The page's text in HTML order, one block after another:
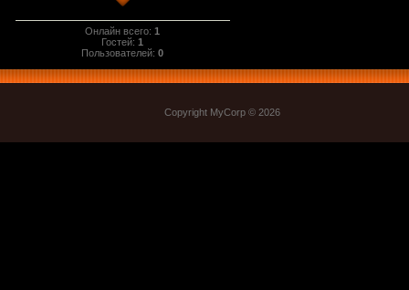
Онлайн всего:1
Гостей:1
Пользователей:0
Copyright MyCorp © 2026